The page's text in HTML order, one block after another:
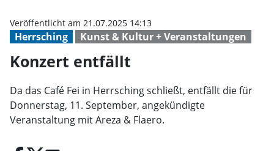
Herrsching Kunst & Kultur + Veranstaltungen
Veröffentlicht am 21.07.2025 14:13
Konzert entfällt
Da das Café Fei in Herrsching schließt, entfällt die für
Donnerstag, 11. September, angekündigte
Veranstaltung mit Areza & Flaero.